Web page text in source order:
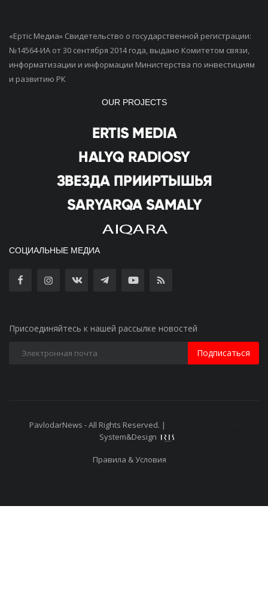
«Ертiс Медиа» Свидетельство о государственной регистрации:
№14564-ИА от 30 сентября 2014 года, выдано Комитетом связи,
информатизации и информации Министерства по инвестициям
и развитию РК
OUR PROJECTS
СОЦИАЛЬНЫЕ МЕДИА
Присоединяйтесь к нашей рассылке новостей
Подписаться
PavlodarNews - All Rights Reserved. |
System&Design
Правила & Условия